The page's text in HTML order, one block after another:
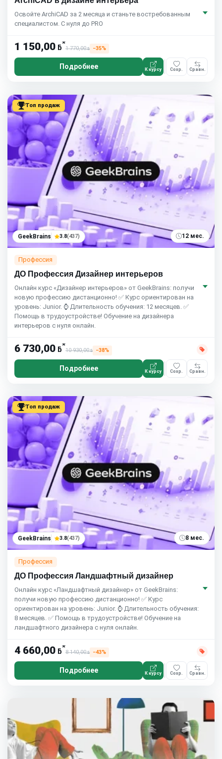
Освойте ArchiCAD за 2 месяца и станьте востребованным
специалистом. С нуля до PRO
1 150,00 ƃ*
1 770,00ƃ −35%
Подробнее К курсу Сохр. Сравн.
Топ продаж
GeekBrains 3.8(437) 12 мес.
Профессия
ДО Профессия Дизайнер интерьеров
Онлайн курс «Дизайнер интерьеров» от GeekBrains: получи
новую профессию дистанционно! ✅ Курс ориентирован на
уровень: Junior. ⌚ Длительность обучения: 12 месяцев. ✅
Помощь в трудоустройстве! Обучение на дизайнера
интерьеров с нуля онлайн.
6 730,00 ƃ*
10 930,00ƃ −38%
Подробнее К курсу Сохр. Сравн.
Топ продаж
GeekBrains 3.8(437) 8 мес.
Профессия
ДО Профессия Ландшафтный дизайнер
Онлайн курс «Ландшафтный дизайнер» от GeekBrains:
получи новую профессию дистанционно! ✅ Курс
ориентирован на уровень: Junior. ⌚ Длительность обучения:
8 месяцев. ✅ Помощь в трудоустройстве! Обучение на
ландшафтного дизайнера с нуля онлайн.
4 660,00 ƃ*
8 140,00ƃ −43%
Подробнее К курсу Сохр. Сравн.